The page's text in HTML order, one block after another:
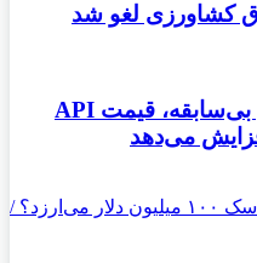
کشاورزی لغو شد
دیپ‌سیک به‌دلیل تقاضای بی‌سابقه، قیمت API
می‌دهد